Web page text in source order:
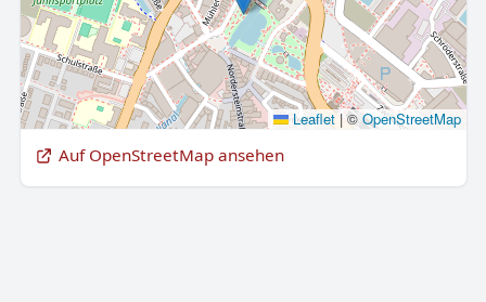
Leaflet |©OpenStreetMap
Auf OpenStreetMap ansehen